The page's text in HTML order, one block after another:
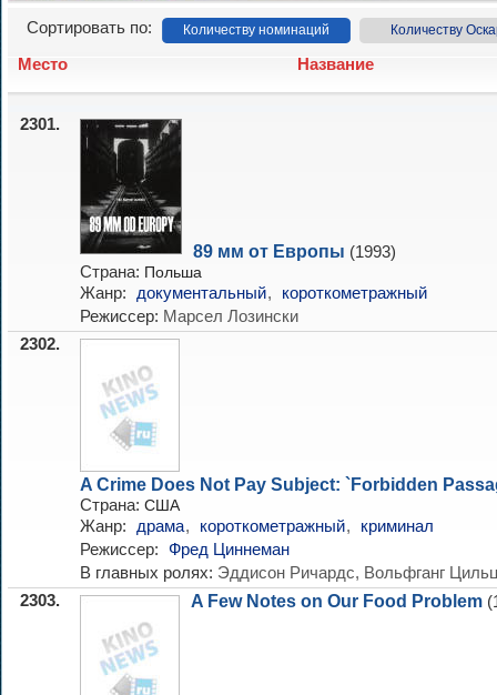
Сортировать по: Количеству номинаций Количеству
Место Название
2301.
89 мм от Европы (1993)
Страна: Польша
Жанр: документальный,
короткометражный
Режиссер: Марсел Лозински
2302.
A Crime Does Not Pay Subject: `Forbidden
Страна: США
Жанр: драма, короткометражный,
криминал
Режиссер: Фред Циннеман
В главных ролях: Эддисон Ричардс, Вольфганг
2303. A Few Notes on Our Food Problem